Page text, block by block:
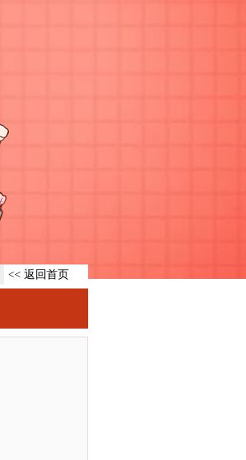
<< 返回首页